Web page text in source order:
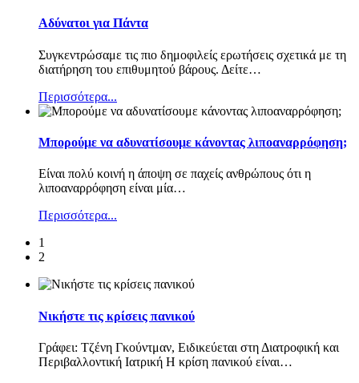
Αδύνατοι για Πάντα
Συγκεντρώσαμε τις πιο δημοφιλείς ερωτήσεις σχετικά με τη
διατήρηση του επιθυμητού βάρους. Δείτε…
Περισσότερα...
Μπορούμε να αδυνατίσουμε κάνοντας λιποαναρρόφηση;
Είναι πολύ κοινή η άποψη σε παχείς ανθρώπους ότι η
λιποαναρρόφηση είναι μία…
Περισσότερα...
1
2
Νικήστε τις κρίσεις πανικού
Γράφει: Τζένη Γκούντμαν, Ειδικεύεται στη Διατροφική και
Περιβαλλοντική Ιατρική Η κρίση πανικού είναι…